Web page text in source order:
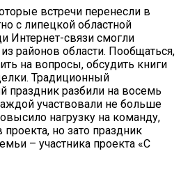
встречи перенесли в
с липецкой областной
Интернет-связи смогли
районов области. Пообщаться,
на вопросы, обсудить книги
Традиционный
праздник разбили на восемь
участвовали не больше
нагрузку на команду,
но зато праздник
– участника проекта «С